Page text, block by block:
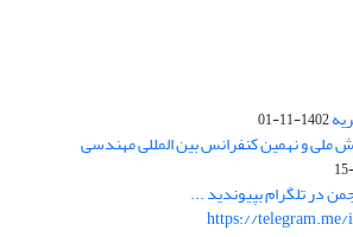
1402-11-01
ملی و نهمین کنفرانس بین المللی مهندسی
در تلگرام بپیوندید ...
https://